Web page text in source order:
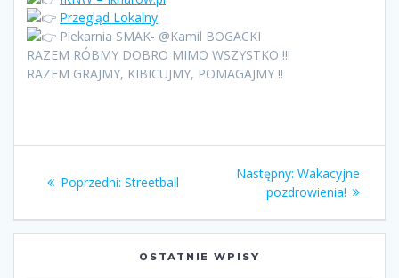
Przegląd Lokalny
Piekarnia SMAK- @Kamil BOGACKI
RAZEM RÓBMY DOBRO MIMO WSZYSTKO !!!
RAZEM GRAJMY, KIBICUJMY, POMAGAJMY !!
wpisu
Poprzedni: Poprzedni
Streetball
Następny: Następny
wpis:
Wakacyjne
pozdrowienia!
OSTATNIE WPISY